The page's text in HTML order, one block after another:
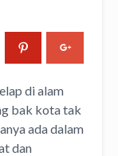
di alam
bak kota tak
ada dalam
dan